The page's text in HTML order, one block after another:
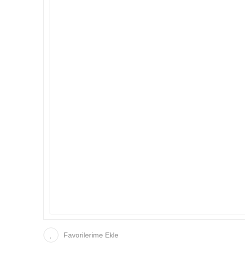
Favorilerime Ekle